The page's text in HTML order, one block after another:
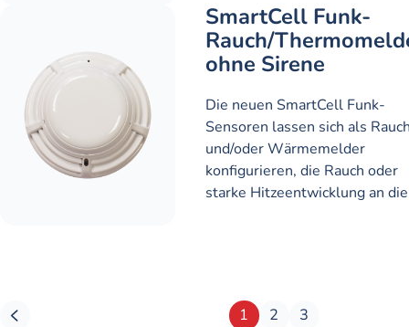
SmartCell Funk-
Rauch/
ohne Sirene
Die neuen SmartCell Funk-
Sensoren lassen sich als
und/oder Wärmemelder
konfigurieren, die Rauch oder
starke Hitzeentwicklung an
1 2 3